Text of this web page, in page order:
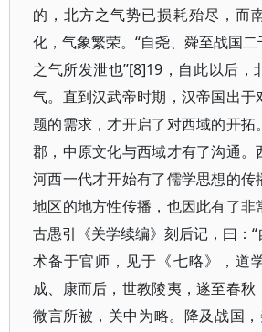
的，北方之气势已损耗殆尽，而
化，气象繁荣。“自尧、舜至战国
之气所发泄也”[8]19，自此以后，
气。直到汉武帝时期，汉帝国出于
题的需求，才开启了对西域的开拓
郡，中原文化与西域才有了沟通。
河西一代才开始有了儒学思想的传
地区的地方性传播，也因此有了非
古愚引《关学续编》刻后记，曰：
术备于官师，见于《七略》，道
成、康而后，世教陵夷，遂至春秋
微言所被，关中为略。降及战国